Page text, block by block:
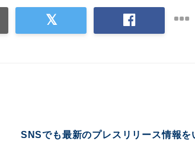
SNSでも最新のプレスリリース情報を